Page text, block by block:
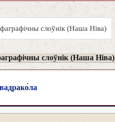
слоўнік (Наша Ніва)
слоўнік (Наша Ніва)